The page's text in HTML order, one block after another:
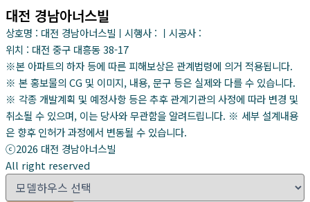
대전 경남아너스빌
상호명 : 대전 경남아너스빌ㅣ시행사 : ㅣ시공사 :
위치 : 대전 중구 대흥동 38-17
※본 아파트의 하자 등에 따른 피해보상은 관계법령에 의거 적용됩니다.
※ 본 홍보물의 CG 및 이미지, 내용, 문구 등은 실제와 다를 수 있습니다.
※ 각종 개발계획 및 예정사항 등은 추후 관계기관의 사정에 따라 변경 및
취소될 수 있으며, 이는 당사와 무관함을 알려드립니다. ※ 세부 설계내용
은 향후 인허가 과정에서 변동될 수 있습니다.
ⓒ2026 대전 경남아너스빌
All right reserved